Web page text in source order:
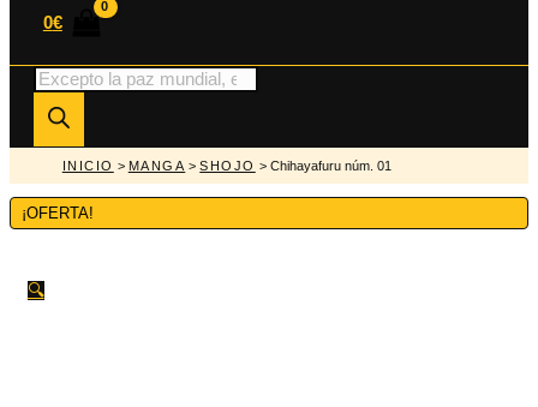
0€
Búsqueda
de
productos
INICIO > MANGA >SHOJO > Chihayafuru núm. 01
¡OFERTA!
🔍